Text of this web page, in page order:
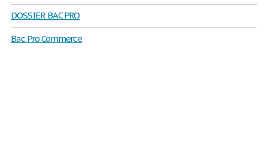
DOSSIER BAC PRO
Bac Pro Commerce